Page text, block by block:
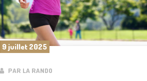
9 juillet 2025
PAR LA RANDO